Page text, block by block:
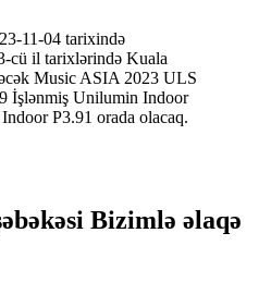
11-04 tarixində
cü il tarixlərində Kuala
Music ASIA 2023 ULS
İşlənmiş Unilumin Indoor
P3.91 orada olacaq.
Bizimlə əlaqə